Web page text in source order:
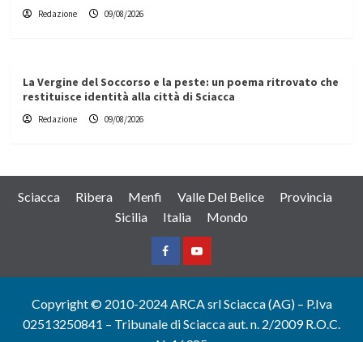
Redazione 09/08/2026
La Vergine del Soccorso e la peste: un poema ritrovato che
restituisce identità alla città di Sciacca
Redazione 09/08/2026
Sciacca Ribera Menfi Valle Del Belice
Provincia
Sicilia
Italia Mondo
FacebookYountube
Copyright © 2010-2024 ARCA srl Sciacca (AG) – P.Iva
02513250841 – Tribunale di Sciacca aut. n. 2/2009 R.O.C.